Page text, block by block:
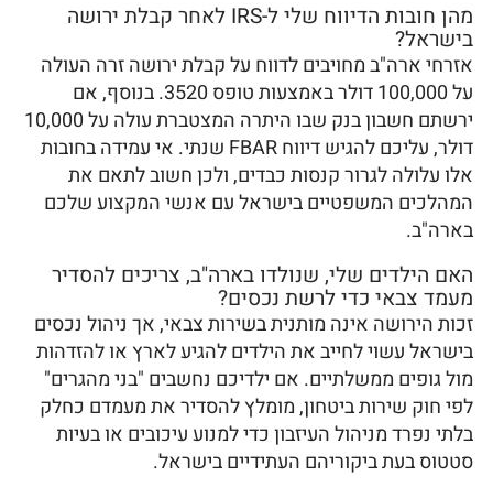
מהן חובות הדיווח שלי ל-IRS לאחר קבלת ירושה
בישראל?
אזרחי ארה"ב מחויבים לדווח על קבלת ירושה זרה העולה
על 100,000 דולר באמצעות טופס 3520. בנוסף, אם
ירשתם חשבון בנק שבו היתרה המצטברת עולה על 10,000
דולר, עליכם להגיש דיווח FBAR שנתי. אי עמידה בחובות
אלו עלולה לגרור קנסות כבדים, ולכן חשוב לתאם את
המהלכים המשפטיים בישראל עם אנשי המקצוע שלכם
בארה"ב.
האם הילדים שלי, שנולדו בארה"ב, צריכים להסדיר
מעמד צבאי כדי לרשת נכסים?
זכות הירושה אינה מותנית בשירות צבאי, אך ניהול נכסים
בישראל עשוי לחייב את הילדים להגיע לארץ או להזדהות
מול גופים ממשלתיים. אם ילדיכם נחשבים "בני מהגרים"
לפי חוק שירות ביטחון, מומלץ להסדיר את מעמדם כחלק
בלתי נפרד מניהול העיזבון כדי למנוע עיכובים או בעיות
סטטוס בעת ביקוריהם העתידיים בישראל.